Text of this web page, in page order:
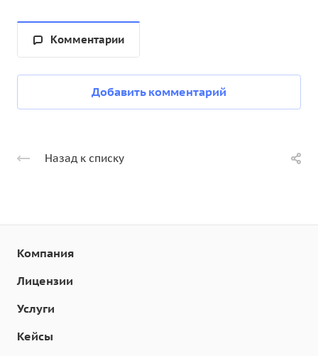
Комментарии
Добавить комментарий
Назад к списку
Компания
Лицензии
Услуги
Кейсы